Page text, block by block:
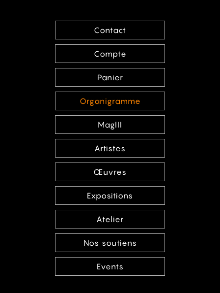
Contact
Compte
Panier
Organigramme
MagIII
Artistes
Œuvres
Expositions
Atelier
Nos soutiens
Events